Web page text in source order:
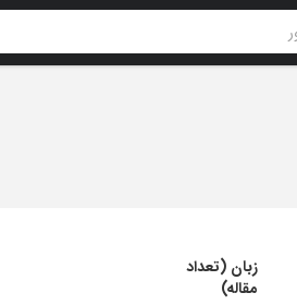
زبان (تعداد
مقاله)